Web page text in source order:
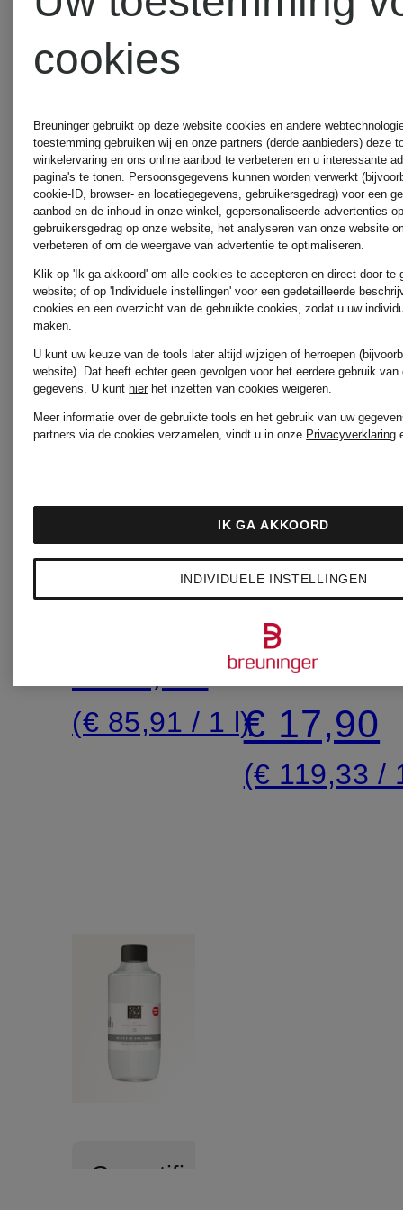
Gecertificeerd
RITUALS
RITUAL
OF
NAVULLING
lichaamscrème
(€ 85,91 / 1 l)
RITUALS
RITUEEL
VAN
SAKURA
€ 17,90
(€ 119,33 /
Gecertificeerd
cookies
Breuninger gebruikt op deze website cookies en andere
toestemming gebruiken wij en onze partners (derde aanbieders) deze
winkelervaring en ons online aanbod te verbeteren en u interessante
pagina's te tonen. Persoonsgegevens kunnen worden verwerkt
cookie-ID, browser- en locatiegegevens, gebruikersgedrag) voor een
aanbod en de inhoud in onze winkel, gepersonaliseerde advertenties
gebruikersgedrag op onze website, het analyseren van onze website
verbeteren of om de weergave van advertentie te optimaliseren.
Klik op 'Ik ga akkoord' om alle cookies te accepteren en direct door te
website; of op 'Individuele instellingen' voor een gedetailleerde
cookies en een overzicht van de gebruikte cookies, zodat u uw
maken.
U kunt uw keuze van de tools later altijd wijzigen of herroepen
website). Dat heeft echter geen gevolgen voor het eerdere gebruik van
gegevens. U kunt hierhet inzetten van cookies weigeren.
Meer informatie over de gebruikte tools en het gebruik van uw
partners via de cookies verzamelen, vindt u in onze Privacyverklaring
INDIVIDUELE INSTELLINGEN
IK GA AKKOORD